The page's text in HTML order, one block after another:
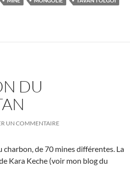
DU
UN COMMENTAIRE
de 70 mines différentes. La
Kara Keche (voir mon blog du